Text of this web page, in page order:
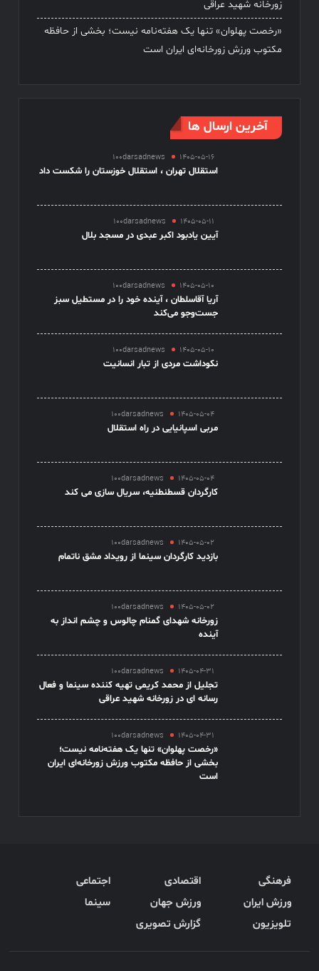
زورخانه شهید عراقی
«رخصت پهلوان» تنها یک هفته‌نامه نیست؛ بخشی از حافظه
مکتوب ورزش زورخانه‌ای ایران است
آخرین ارسال ها
100darsadnews 1405-05-16
استقلال تهران ، استقلال خوزستان را شکست داد
100darsadnews 1405-05-11
آیین یادبود اکبر عبدی در مسجد بلال
100darsadnews 1405-05-10
آریا آقاسلطان ، آینده خود را در مستطیل سبز
جست‌وجو می‌کند
100darsadnews 1405-05-10
نکوداشت مردی از تبار انسانیت
100darsadnews 1405-05-04
مربی اسپانیایی در راه استقلال
100darsadnews 1405-05-04
کارگردان قسطنطنیه، سریال سازی می کند
100darsadnews 1405-05-02
بازدید کارگردان سینما از رویداد مشق ناتمام
100darsadnews 1405-05-02
زورخانه شهدای گمنام چالوس و چشم انداز به
آینده
100darsadnews 1405-04-31
تجلیل از محمد کریمی تهیه کننده سینما و فعال
رسانه ای در زورخانه شهید عراقی
100darsadnews 1405-04-31
«رخصت پهلوان» تنها یک هفته‌نامه نیست؛
بخشی از حافظه مکتوب ورزش زورخانه‌ای ایران
است
فرهنگی اقتصادی
اجتماعی
ورزش ایران
ورزش جهان
سینما
تلویزیون
گزارش تصویری